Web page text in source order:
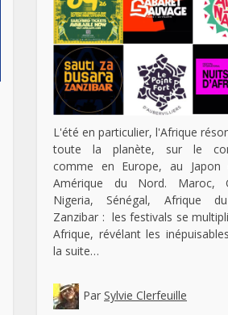
L'été en particulier, l'Afrique
toute la planète, sur le
comme en Europe, au Japon
Amérique du Nord. Maroc,
Nigeria, Sénégal, Afrique
Zanzibar : les festivals se
Afrique, révélant les
la suite…
Par Sylvie Clerfeuille